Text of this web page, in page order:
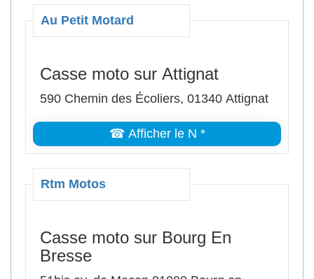
Au Petit Motard
Casse moto sur Attignat
590 Chemin des Écoliers, 01340 Attignat
☎ Afficher le N *
Rtm Motos
Casse moto sur Bourg En
Bresse